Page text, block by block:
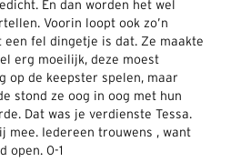
En dan worden het wel
Voorin loopt ook zo’n
een fel dingetje is dat. Ze maakte
erg moeilijk, deze moest
op de keepster spelen, maar
stond ze oog in oog met hun
Dat was je verdienste Tessa.
mee. Iedereen trouwens , want
open. 0-1